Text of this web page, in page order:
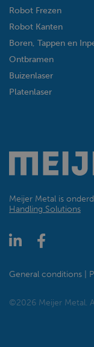
Robot Frezen
Robot Kanten
Boren, Tappen en
Ontbramen
Buizenlaser
Platenlaser
Meijer Metal is
Handling Solutions
General conditions
©2026 Meijer Metal.